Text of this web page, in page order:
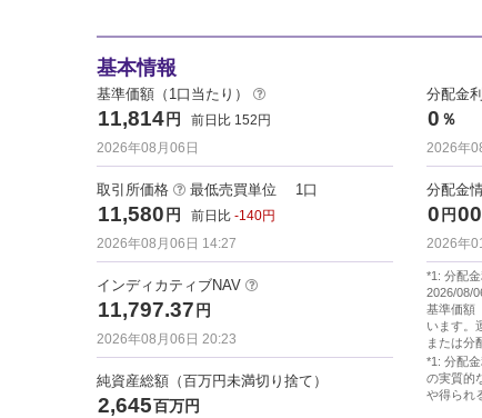
基本情報
基準価額（1口当たり）
11,814 円 前日比 152円
2026年08月06日
取引所価格 最低売買単位 1 口
11,580 円 前日比 -140円
2026年08月06日 14:27
インディカティブNAV
11,797.37 円
2026年08月06日 20:23
純資産総額（百万円未満切り捨て）
2,645百万円
分配金
0 ％
2026年
分配金
0 円 00
2026年
*1: 分配
2026/08/
基準価額
います。
または分
*1: 分配
の実質的
や得られ